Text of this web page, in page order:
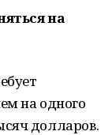
на
на одного
долларов.